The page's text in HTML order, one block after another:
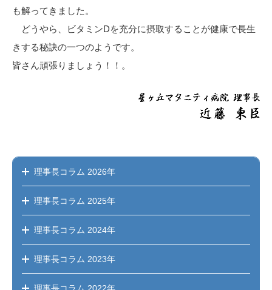
も解ってきました。
どうやら、ビタミンDを充分に摂取することが健康で長生
きする秘訣の一つのようです。
皆さん頑張りましょう！！。
理事長コラム 2026年
理事長コラム 2025年
理事長コラム 2024年
理事長コラム 2023年
理事長コラム 2022年